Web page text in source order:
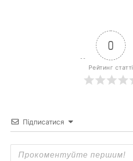
0
Рейтинг статті
Підписатися